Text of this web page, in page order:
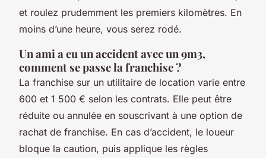
et roulez prudemment les premiers kilomètres. En
moins d’une heure, vous serez rodé.
Un ami a eu un accident avec un 9m3,
comment se passe la franchise ?
La franchise sur un utilitaire de location varie entre
600 et 1 500 € selon les contrats. Elle peut être
réduite ou annulée en souscrivant à une option de
rachat de franchise. En cas d’accident, le loueur
bloque la caution, puis applique les règles